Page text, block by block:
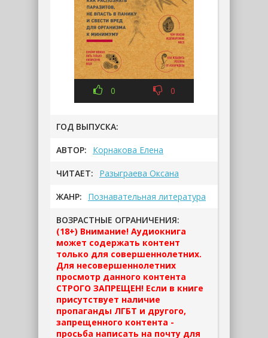
0 0
ГОД ВЫПУСКА:
АВТОР: Корнакова Елена
ЧИТАЕТ: Разыграева Оксана
ЖАНР: Познавательная литература
ВОЗРАСТНЫЕ ОГРАНИЧЕНИЯ:
(18+) Внимание! Аудиокнига
может содержать контент
только для совершеннолетних.
Для несовершеннолетних
просмотр данного контента
СТРОГО ЗАПРЕЩЕН! Если в книге
присутствует наличие
пропаганды ЛГБТ и другого,
запрещенного контента -
просьба написать на почту для